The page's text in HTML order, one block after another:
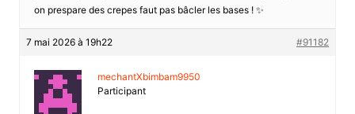
on prespare des crepes faut pas bâcler les bases ! ✨
7 mai 2026 à 19h22 #91182
mechantXbimbam9950
Participant